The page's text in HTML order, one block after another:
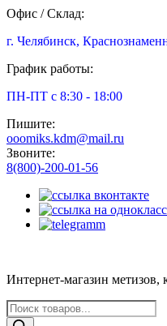
Офис / Склад:
г. Челябинск,
График работы:
ПН-ПТ с 8:30 - 18:00
Пишите:
ooomiks.kdm@mail.ru
Звоните:
8(800)-200-01-56
Интернет-магазин метизов,
Поиск
товаров